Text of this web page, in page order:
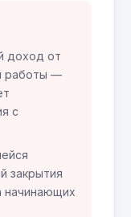
доход от
работы —
с
закрытия
начинающих